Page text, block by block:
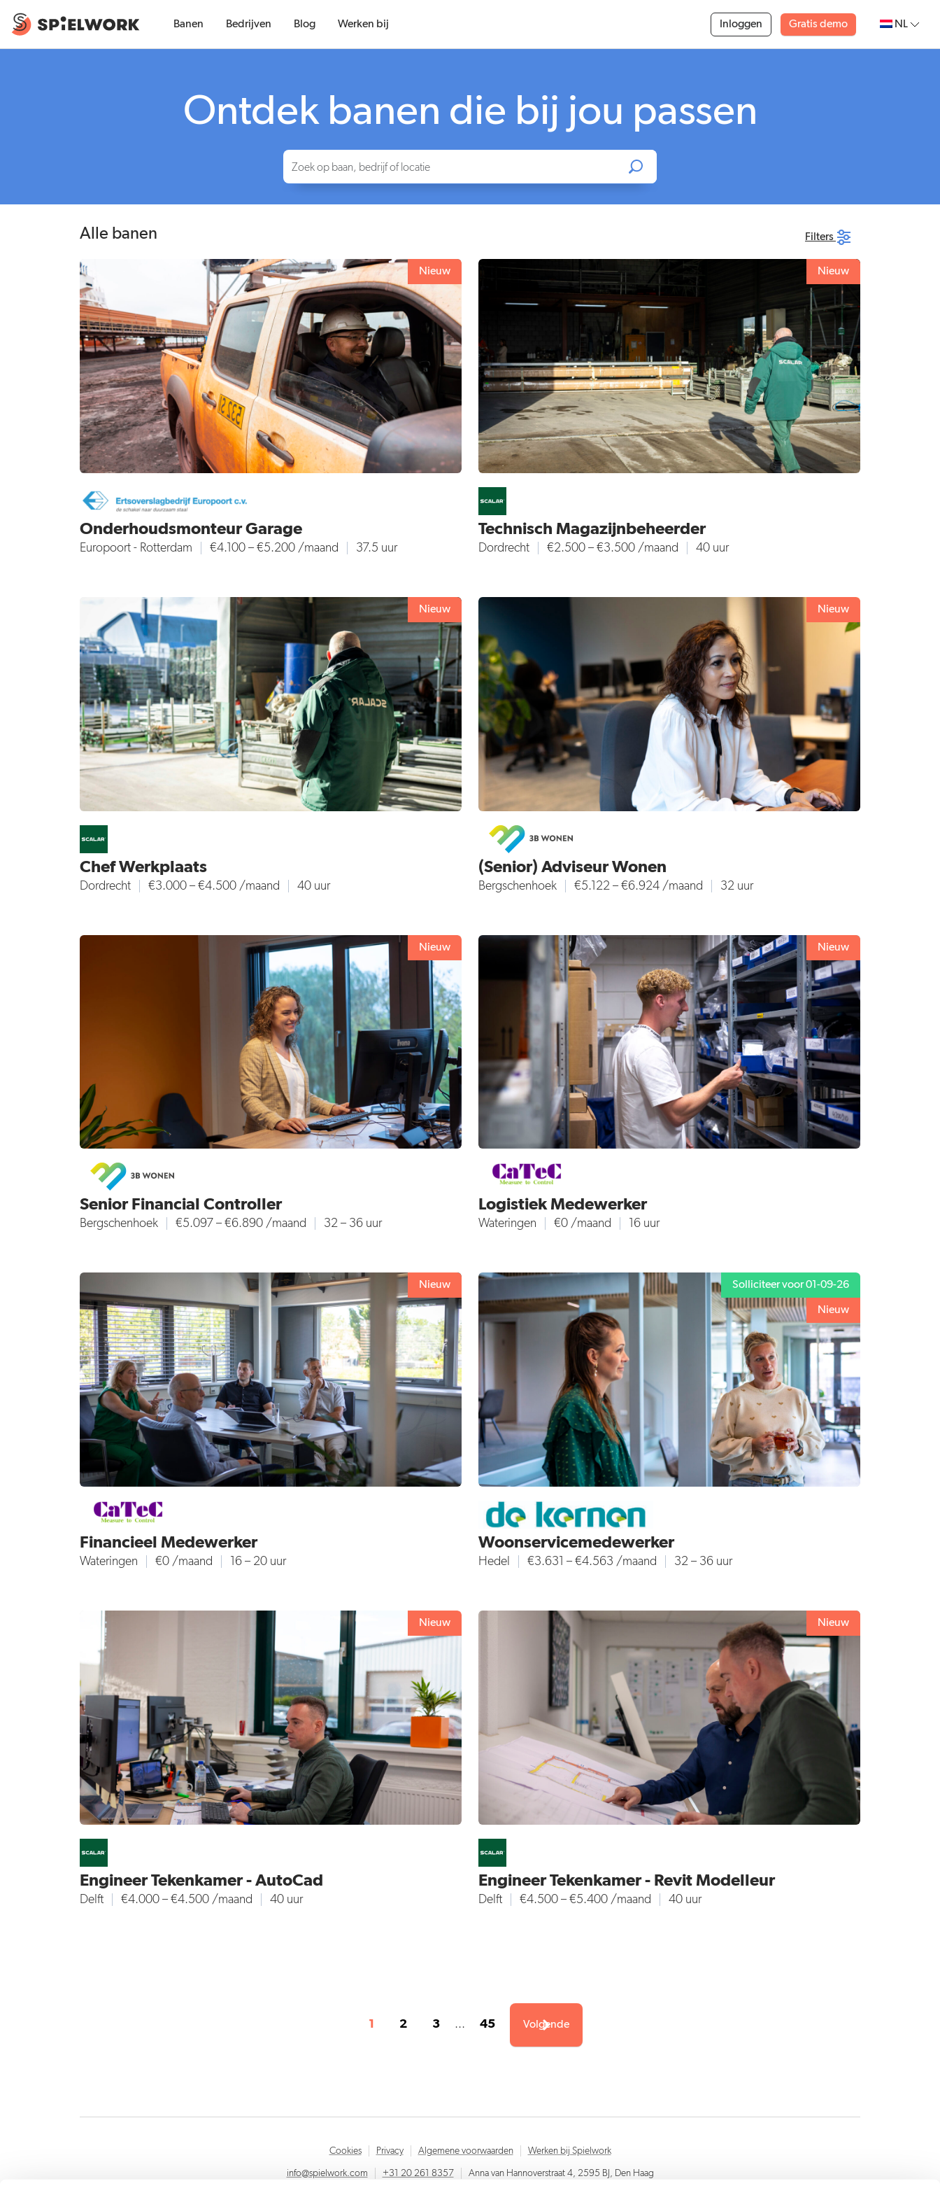
Banen Bedrijven Blog Werken bij Inloggen Gratis demo NL
Ontdek banen die bij jou passen
Alle banen Filters
Nieuw
Onderhoudsmonteur Garage
Europoort - Rotterdam €4.100 – €5.200 /maand 37.5 uur
Nieuw
Technisch Magazijnbeheerder
Dordrecht €2.500 – €3.500 /maand 40 uur
Nieuw
Chef Werkplaats
Dordrecht €3.000 – €4.500 /maand 40 uur
Nieuw
(Senior) Adviseur Wonen
Bergschenhoek €5.122 – €6.924 /maand 32 uur
Nieuw
Senior Financial Controller
Bergschenhoek €5.097 – €6.890 /maand 32 – 36 uur
Nieuw
Logistiek Medewerker
Wateringen €0 /maand 16 uur
Nieuw
Financieel Medewerker
Wateringen €0 /maand 16 – 20 uur
Solliciteer voor 01-09-26
Nieuw
Woonservicemedewerker
Hedel €3.631 – €4.563 /maand 32 – 36 uur
Nieuw
Engineer Tekenkamer - AutoCad
Delft €4.000 – €4.500 /maand 40 uur
Nieuw
Engineer Tekenkamer - Revit Modelleur
Delft €4.500 – €5.400 /maand 40 uur
1 2 3 ... 45 Volgende
Cookies Privacy Algemene voorwaarden Werken bij Spielwork
info@spielwork.com +31 20 261 8357 Anna van Hannoverstraat 4, 2595 BJ, Den Haag